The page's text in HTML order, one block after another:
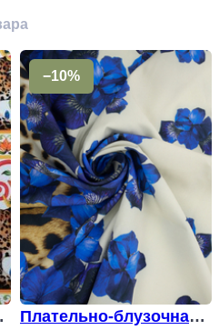
−10%
Плательно-блузочная т